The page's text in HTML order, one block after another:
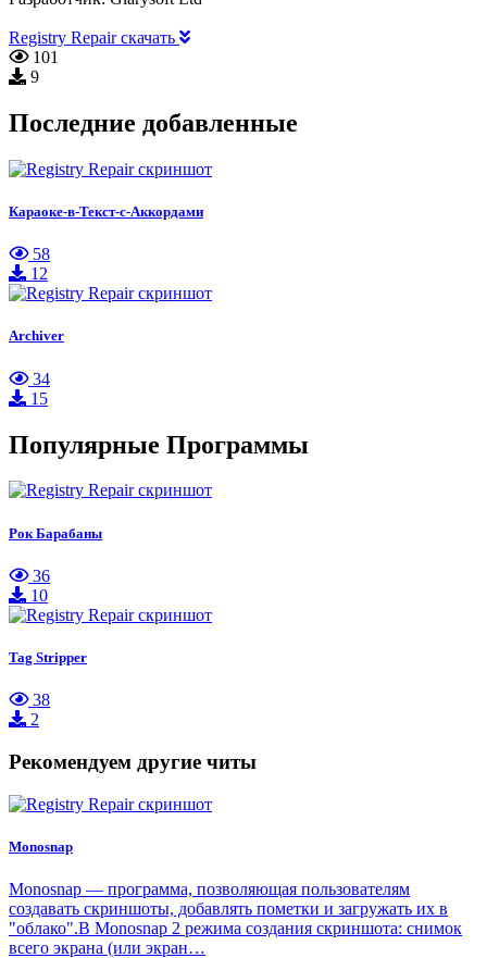
Registry Repair скачать
101
9
Последние добавленные
Караоке-в-Текст-с-Аккордами
58
12
Archiver
34
15
Популярные Программы
Рок Барабаны
36
10
Tag Stripper
38
2
Рекомендуем другие читы
Monosnap
Monosnap — программа, позволяющая пользователям
создавать скриншоты, добавлять пометки и загружать их в
"облако".В Monosnap 2 режима создания скриншота: снимок
всего экрана (или экран…